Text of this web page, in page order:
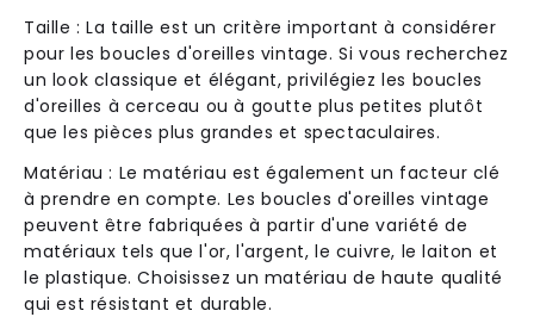
Taille : La taille est un critère important à considérer
pour les boucles d'oreilles vintage. Si vous recherchez
un look classique et élégant, privilégiez les boucles
d'oreilles à cerceau ou à goutte plus petites plutôt
que les pièces plus grandes et spectaculaires.
Matériau : Le matériau est également un facteur clé
à prendre en compte. Les boucles d'oreilles vintage
peuvent être fabriquées à partir d'une variété de
matériaux tels que l'or, l'argent, le cuivre, le laiton et
le plastique. Choisissez un matériau de haute qualité
qui est résistant et durable.